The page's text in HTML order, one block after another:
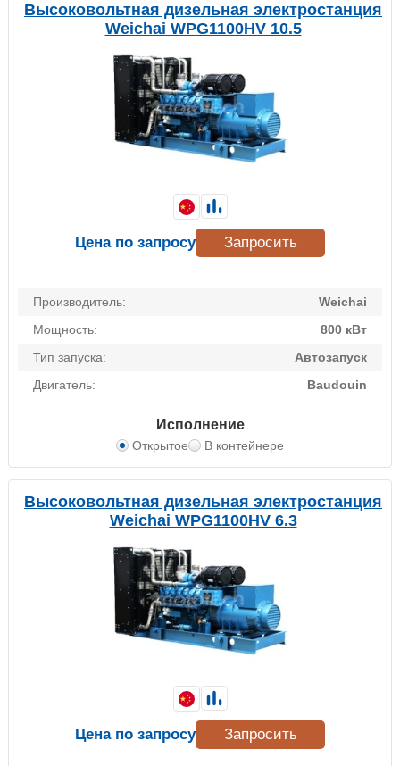
Высоковольтная дизельная электростанция
Weichai WPG1100HV 10.5
Производитель:
Weichai
Мощность:
800 кВт
Тип запуска:
Автозапуск
Двигатель:
Baudouin
Исполнение
Открытое В контейнере
Цена по запросу Запросить
Высоковольтная дизельная электростанция
Weichai WPG1100HV 6.3
Цена по запросу Запросить